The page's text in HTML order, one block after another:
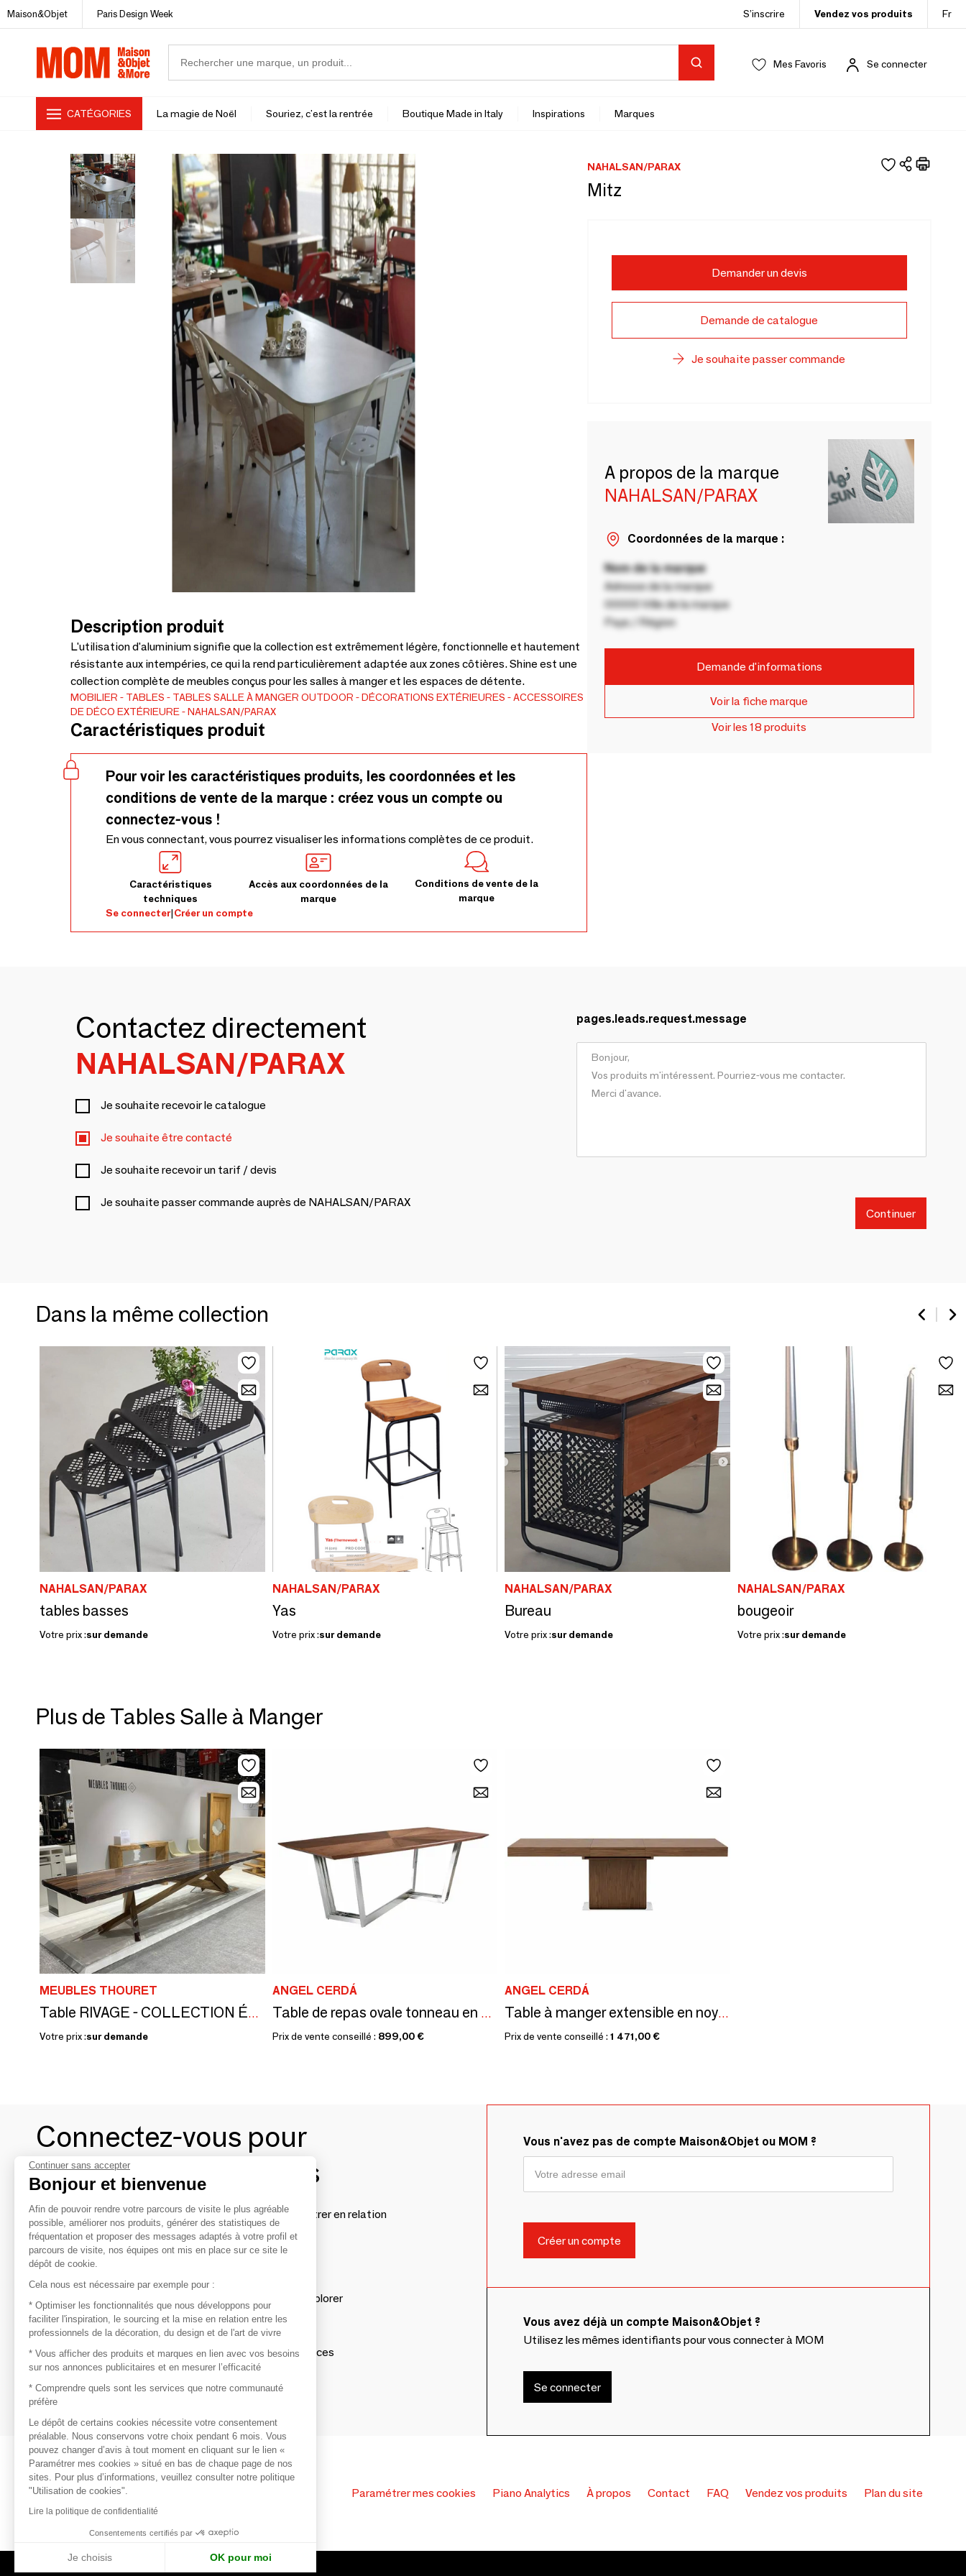
Maison&Objet Paris Design Week S’inscrire Vendez vos produits Fr
Mes Favoris Se connecter
CATÉGORIES La magie de Noël Souriez, c'est la rentrée Boutique Made in Italy Inspirations Marques
Description produit
L'utilisation d'aluminium signifie que la collection est extrêmement légère, fonctionnelle et hautement
résistante aux intempéries, ce qui la rend particulièrement adaptée aux zones côtières. Shine est une
collection complète de meubles conçus pour les salles à manger et les espaces de détente.
MOBILIER TABLES TABLES SALLE À MANGER OUTDOOR DÉCORATIONS EXTÉRIEURES
ACCESSOIRES
DE DÉCO EXTÉRIEURE
NAHALSAN/PARAX
Caractéristiques produit
Pour voir les caractéristiques produits, les coordonnées et les
conditions de vente de la marque : créez vous un compte ou
connectez-vous !
En vous connectant, vous pourrez visualiser les informations complètes de ce produit.
Caractéristiques
techniques
Accès aux coordonnées de la
marque
Conditions de vente de la
marque
Se connecter|Créer un compte
NAHALSAN/PARAX
Mitz
Demander un devis
Demande de catalogue
Je souhaite passer commande
A propos de la marque
NAHALSAN/PARAX
Coordonnées de la marque :
Nom de la marque
Adresse de la marque
00000 Ville de la marque
Pays / Région
Demande d'informations
Voir la fiche marque
Voir les 18 produits
Contactez directement
NAHALSAN/PARAX
Je souhaite recevoir le catalogue
Je souhaite être contacté
Je souhaite recevoir un tarif / devis
Je souhaite passer commande auprès de NAHALSAN/PARAX
pages.leads.request.message
Continuer
Dans la même collection
NAHALSAN/PARAX
tables basses
Votre prix :sur demande
NAHALSAN/PARAX
Yas
Votre prix :sur demande
NAHALSAN/PARAX
Bureau
Votre prix :sur demande
NAHALSAN/PARAX
bougeoir
Votre prix :sur demande
Plus de Tables Salle à Manger
MEUBLES THOURET
Table RIVAGE - COLLECTION ÉCRIN
Votre prix :sur demande
ANGEL CERDÁ
Table de repas ovale tonneau en bois de noyer
Prix de vente conseillé : 899,00 €
ANGEL CERDÁ
Table à manger extensible en noyer
Prix de vente conseillé : 1 471,00 €
Connectez-vous pour
contacter les marques
Afin de profiter au mieux de l'expérience MOM et de rentrer en relation
avec vos marques préférées, créez-vous un compte.
Découvrir
Les produits de milliers de fournisseurs à explorer
S'inspirer
Inspiration et sélections de produits tendances
Contacter
Vous n'avez pas de compte Maison&Objet ou MOM ?
Vous avez déjà un compte Maison&Objet ?
Utilisez les mêmes identifiants pour vous connecter à MOM
Se connecter
Paramétrer mes cookies Piano Analytics À propos Contact FAQ Vendez vos produits Plan du site
Continuer sans accepter
Bonjour et bienvenue
Afin de pouvoir rendre votre parcours de visite le plus agréable
possible, améliorer nos produits, générer des statistiques de
fréquentation et proposer des messages adaptés à votre profil et
parcours de visite, nos équipes ont mis en place sur ce site le
dépôt de cookie.
Cela nous est nécessaire par exemple pour :
* Optimiser les fonctionnalités que nous développons pour
faciliter l'inspiration, le sourcing et la mise en relation entre les
professionnels de la décoration, du design et de l'art de vivre
* Vous afficher des produits et marques en lien avec vos besoins
sur nos annonces publicitaires et en mesurer l’efficacité
* Comprendre quels sont les services que notre communauté
préfère
Le dépôt de certains cookies nécessite votre consentement
préalable. Nous conservons votre choix pendant 6 mois. Vous
pouvez changer d’avis à tout moment en cliquant sur le lien «
Paramétrer mes cookies » situé en bas de chaque page de nos
sites. Pour plus d’informations, veuillez consulter notre politique
"Utilisation de cookies".
Lire la politique de confidentialité
Consentements certifiés par
Je choisis OK pour moi